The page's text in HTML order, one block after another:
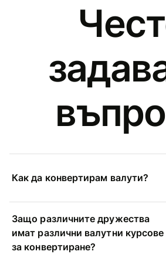
Как да конвертирам валути?
Защо различните дружества
имат различни валутни курсове
за конвертиране?